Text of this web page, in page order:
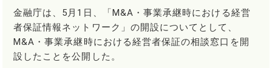
金融庁は、5月1日、「M&A・事業承継時における経営
者保証情報ネットワーク」の開設についてとして、
M&A・事業承継時における経営者保証の相談窓口を開
設したことを公開した。